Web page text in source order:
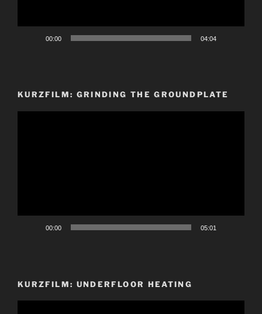
00:00 04:04
KURZFILM: GRINDING THE GROUNDPLATE
00:00 05:01
KURZFILM: UNDERFLOOR HEATING